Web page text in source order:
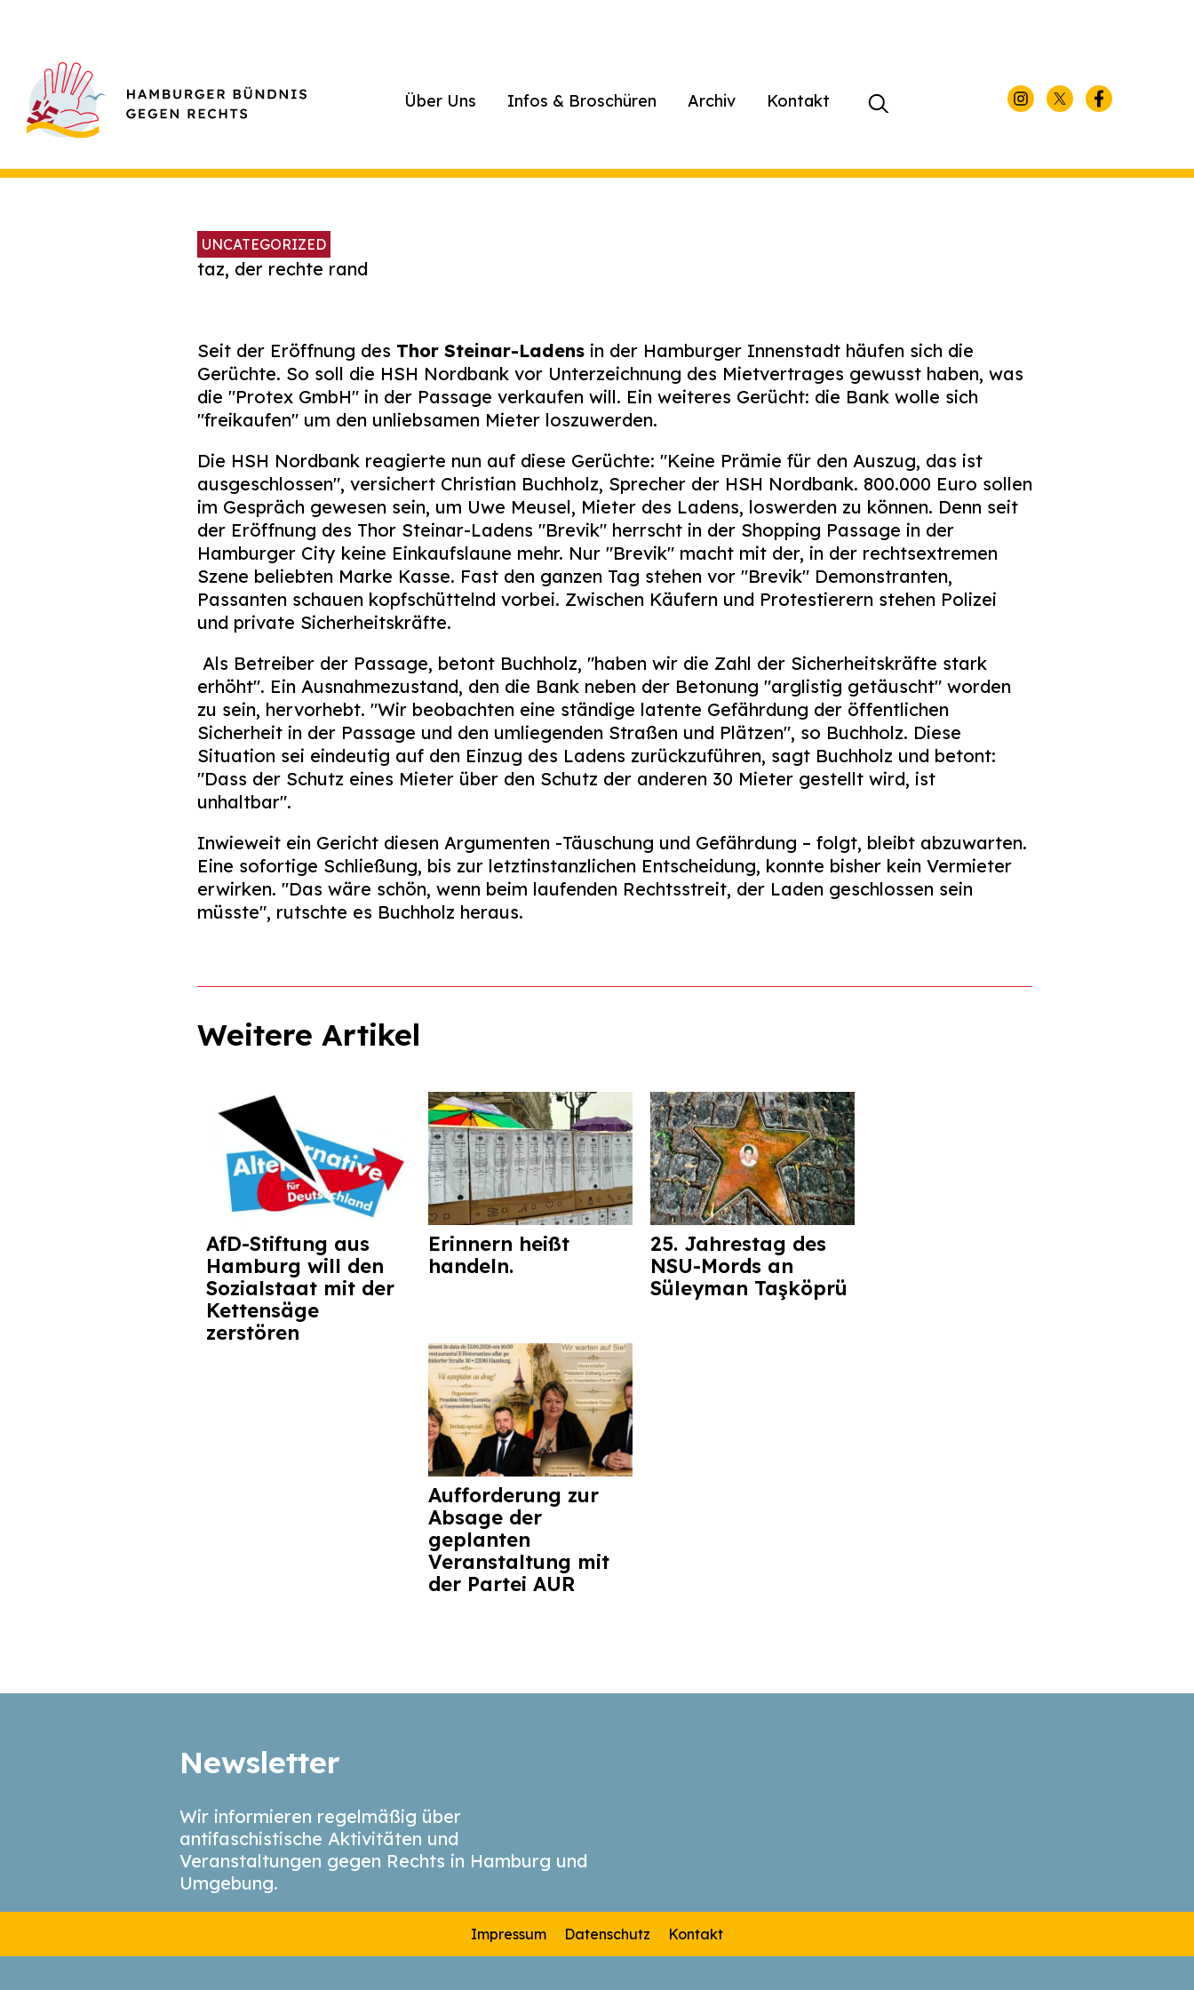
Über Uns Infos & Broschüren Archiv KontaktSuchen
UNCATEGORIZED
taz, der rechte rand
Seit der Eröffnung des Thor Steinar-Ladensin der Hamburger Innenstadt häufen sich die
Gerüchte. So soll die HSH Nordbank vor Unterzeichnung des Mietvertrages gewusst haben, was
die "Protex GmbH" in der Passage verkaufen will. Ein weiteres Gerücht: die Bank wolle sich
"freikaufen" um den unliebsamen Mieter loszuwerden.
Die HSH Nordbank reagierte nun auf diese Gerüchte: "Keine Prämie für den Auszug, das ist
ausgeschlossen", versichert Christian Buchholz, Sprecher der HSH Nordbank. 800.000 Euro sollen
im Gespräch gewesen sein, um Uwe Meusel, Mieter des Ladens, loswerden zu können. Denn seit
der Eröffnung des Thor Steinar-Ladens "Brevik" herrscht in der Shopping Passage in der
Hamburger City keine Einkaufslaune mehr. Nur "Brevik" macht mit der, in der rechtsextremen
Szene beliebten Marke Kasse. Fast den ganzen Tag stehen vor "Brevik" Demonstranten,
Passanten schauen kopfschüttelnd vorbei. Zwischen Käufern und Protestierern stehen Polizei
und private Sicherheitskräfte.
Als Betreiber der Passage, betont Buchholz, "haben wir die Zahl der Sicherheitskräfte stark
erhöht". Ein Ausnahmezustand, den die Bank neben der Betonung "arglistig getäuscht" worden
zu sein, hervorhebt. "Wir beobachten eine ständige latente Gefährdung der öffentlichen
Sicherheit in der Passage und den umliegenden Straßen und Plätzen", so Buchholz. Diese
Situation sei eindeutig auf den Einzug des Ladens zurückzuführen, sagt Buchholz und betont:
"Dass der Schutz eines Mieter über den Schutz der anderen 30 Mieter gestellt wird, ist
unhaltbar".
Inwieweit ein Gericht diesen Argumenten -Täuschung und Gefährdung – folgt, bleibt abzuwarten.
Eine sofortige Schließung, bis zur letztinstanzlichen Entscheidung, konnte bisher kein Vermieter
erwirken. "Das wäre schön, wenn beim laufenden Rechtsstreit, der Laden geschlossen sein
müsste", rutschte es Buchholz heraus.
Weitere Artikel
AfD-Stiftung aus
Hamburg will den
Sozialstaat mit der
Kettensäge
zerstören
Erinnern heißt
handeln.
25. Jahrestag des
NSU-Mords an
Süleyman Taşköprü
Aufforderung zur
Absage der
geplanten
Veranstaltung mit
der Partei AUR
Newsletter
Wir informieren regelmäßig über
antifaschistische Aktivitäten und
Veranstaltungen gegen Rechts in Hamburg und
Umgebung.
Impressum Datenschutz Kontakt